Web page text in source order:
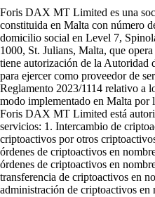
Foris DAX MT Limited es una
constituida en Malta con número
domicilio social en Level 7,
1000, St. Julians, Malta, que
tiene autorización de la Autoridad
para ejercer como proveedor de
Reglamento 2023/1114 relativo a
modo implementado en Malta por
Foris DAX MT Limited está
servicios: 1. Intercambio de
criptoactivos por otros
órdenes de criptoactivos en
órdenes de criptoactivos en
transferencia de criptoactivos en
administración de criptoactivos en